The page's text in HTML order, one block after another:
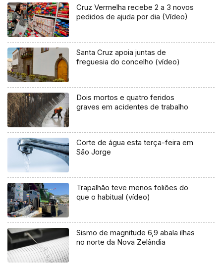
Cruz Vermelha recebe 2 a 3 novos
pedidos de ajuda por dia (Vídeo)
Santa Cruz apoia juntas de
freguesia do concelho (vídeo)
Dois mortos e quatro feridos
graves em acidentes de trabalho
Corte de água esta terça-feira em
São Jorge
Trapalhão teve menos foliões do
que o habitual (vídeo)
Sismo de magnitude 6,9 abala ilhas
no norte da Nova Zelândia